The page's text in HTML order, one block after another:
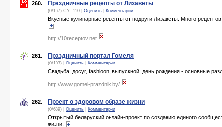
260. Праздничные рецепты от Лизаветы
(0/167) CY: 110 | Оценить Комментарии
Вкусные кулинарные рецепты от подруги Лизаветы. Много
http://10receptov.net
261. Праздничный портал Гомеля
(0/103) | Оценить Комментарии
Свадьба, досуг, fashioon, выпускной, день рождения - основные
http://www.gomel-prazdnik.by/
262. Проект о здоровом образе жизни
(0/639) | Оценить Комментарии
Открытый беларуский онлайн-проект по созданию единого
жизни.